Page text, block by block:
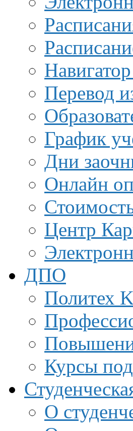
Перевод
График
Дни
Онлайн
Центр
ДПО
Политех
Курсы
О